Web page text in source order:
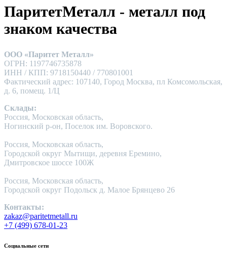
ПаритетМеталл - металл под
знаком качества
ООО «Паритет Металл»
ОГРН: 1197746735878
ИНН / КПП: 9718150440 / 770801001
Фактический адрес: 107140, Город Москва, пл Комсомольская,
д. 6, помещ. 1/Ц
Склады:
Россия, Московская область,
Ногинский р-он, Поселок им. Воровского.
Россия, Московская область,
Городской округ Мытищи, деревня Еремино,
Дмитровское шоссе 100Ж
Россия, Московская область,
Городской округ Подольск д. Малое Брянцево 26
Контакты:
zakaz@paritetmetall.ru
+7 (499) 678-01-23
Социальные сети